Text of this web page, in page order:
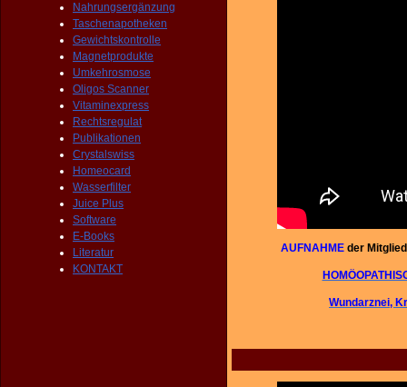
Nahrungsergänzung
Taschenapotheken
Gewichtskontrolle
Magnetprodukte
Umkehrosmose
Oligos Scanner
Vitaminexpress
Rechtsregulat
Publikationen
Crystalswiss
Homeocard
Wasserfilter
Juice Plus
Software
E-Books
Literatur
KONTAKT
AUFNAHME der
Wundarznei,